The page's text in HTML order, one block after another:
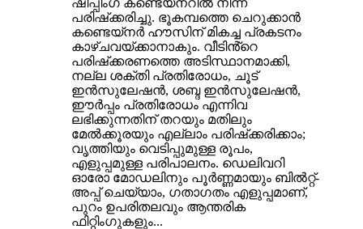
പരിഷ്‌ക്കരിച്ചു. ഭൂകമ്പത്തെ ചെറുക്കാൻ
കണ്ടെയ്‌നർ ഹൗസിന് മികച്ച പ്രകടനം
കാഴ്ചവയ്ക്കാനാകും. വീടിൻ്റെ
പരിഷ്‌ക്കരണത്തെ അടിസ്ഥാനമാക്കി,
നല്ല ശക്തി പ്രതിരോധം, ചൂട്
ഇൻസുലേഷൻ, ശബ്ദ ഇൻസുലേഷൻ,
ഈർപ്പം പ്രതിരോധം എന്നിവ
ലഭിക്കുന്നതിന് തറയും മതിലും
മേൽക്കൂരയും എല്ലാം പരിഷ്‌ക്കരിക്കാം;
വൃത്തിയും വെടിപ്പുമുള്ള രൂപം,
എളുപ്പമുള്ള പരിപാലനം. ഡെലിവറി
ഓരോ മോഡലിനും പൂർണ്ണമായും ബിൽറ്റ്-
അപ്പ് ചെയ്യാം, ഗതാഗതം എളുപ്പമാണ്,
പുറം ഉപരിതലവും ആന്തരിക
ഫിറ്റിംഗുകളും...